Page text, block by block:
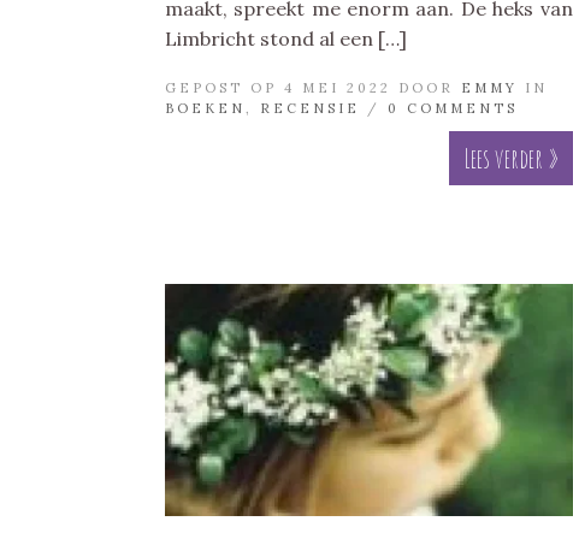
maakt, spreekt me enorm aan. De heks van
Limbricht stond al een […]
GEPOST OP 4 MEI 2022 DOOR EMMY
IN
BOEKEN
RECENSIE / 0 COMMENTS
Lees verder »